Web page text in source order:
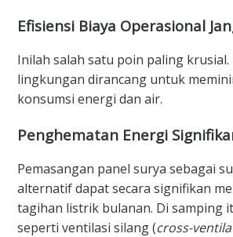
Efisiensi Biaya Operasional
Inilah salah satu poin paling
lingkungan dirancang untuk
konsumsi energi dan air.
Penghematan Energi
Pemasangan panel surya sebagai
alternatif dapat secara signifikan
tagihan listrik bulanan. Di samping
seperti ventilasi silang (cross-